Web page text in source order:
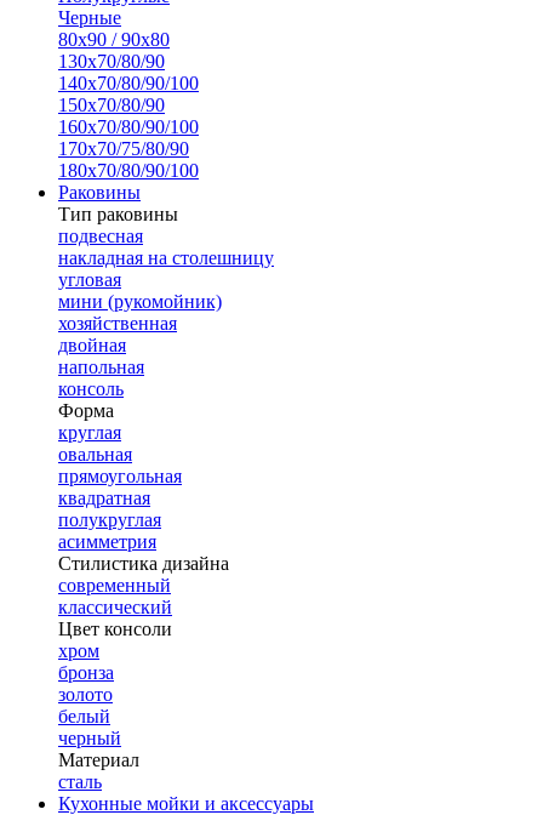
Черные
80х90 / 90х80
130х70/80/90
140х70/80/90/100
150х70/80/90
160х70/80/90/100
170х70/75/80/90
180х70/80/90/100
Раковины
Тип раковины
подвесная
накладная на столешницу
угловая
мини (рукомойник)
хозяйственная
двойная
напольная
консоль
Форма
круглая
овальная
прямоугольная
квадратная
полукруглая
асимметрия
Стилистика дизайна
современный
классический
Цвет консоли
хром
бронза
золото
белый
черный
Материал
сталь
Кухонные мойки и аксессуары